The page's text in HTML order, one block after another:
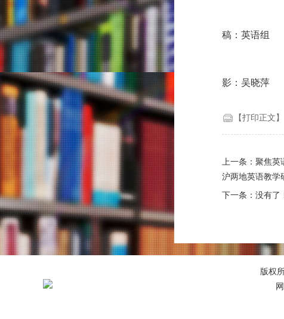
稿：英语组
影：吴晓萍
【打印正文】
上一条： 聚焦英
沪两地英语教学
下一条：没有了
版权